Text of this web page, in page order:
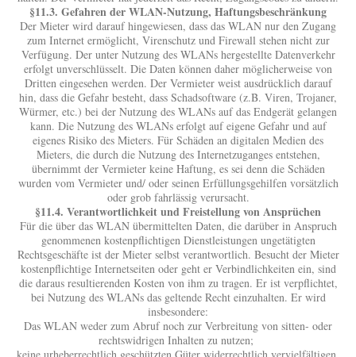
§11.3. Gefahren der WLAN-Nutzung, Haftungsbeschränkung
Der Mieter wird darauf hingewiesen, dass das WLAN nur den Zugang
zum Internet ermöglicht, Virenschutz und Firewall stehen nicht zur
Verfügung. Der unter Nutzung des WLANs hergestellte Datenverkehr
erfolgt unverschlüsselt. Die Daten können daher möglicherweise von
Dritten eingesehen werden. Der Vermieter weist ausdrücklich darauf
hin, dass die Gefahr besteht, dass Schadsoftware (z.B. Viren, Trojaner,
Würmer, etc.) bei der Nutzung des WLANs auf das Endgerät gelangen
kann. Die Nutzung des WLANs erfolgt auf eigene Gefahr und auf
eigenes Risiko des Mieters. Für Schäden an digitalen Medien des
Mieters, die durch die Nutzung des Internetzuganges entstehen,
übernimmt der Vermieter keine Haftung, es sei denn die Schäden
wurden vom Vermieter und/ oder seinen Erfüllungsgehilfen vorsätzlich
oder grob fahrlässig verursacht.
§11.4. Verantwortlichkeit und Freistellung von Ansprüchen
Für die über das WLAN übermittelten Daten, die darüber in Anspruch
genommenen kostenpflichtigen Dienstleistungen ungetätigten
Rechtsgeschäfte ist der Mieter selbst verantwortlich. Besucht der Mieter
kostenpflichtige Internetseiten oder geht er Verbindlichkeiten ein, sind
die daraus resultierenden Kosten von ihm zu tragen. Er ist verpflichtet,
bei Nutzung des WLANs das geltende Recht einzuhalten. Er wird
insbesondere:
Das WLAN weder zum Abruf noch zur Verbreitung von sitten- oder
rechtswidrigen Inhalten zu nutzen;